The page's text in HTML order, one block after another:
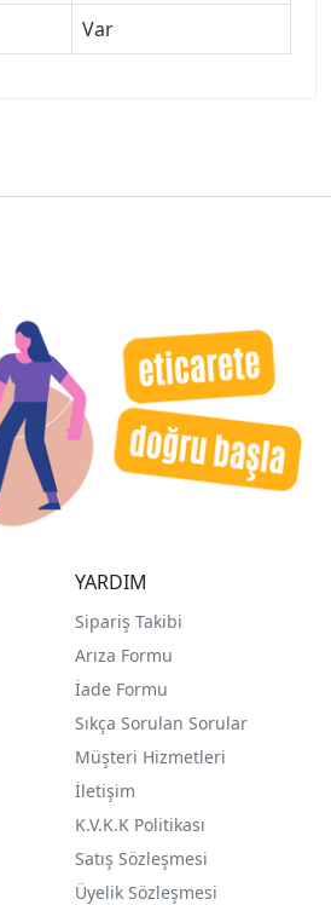
Var
YARDIM
Sipariş Takibi
Arıza Formu
İade Formu
Sıkça Sorulan Sorular
Müşteri Hizmetleri
İletişim
K.V.K.K Politikası
Satış Sözleşmesi
Üyelik Sözleşmesi